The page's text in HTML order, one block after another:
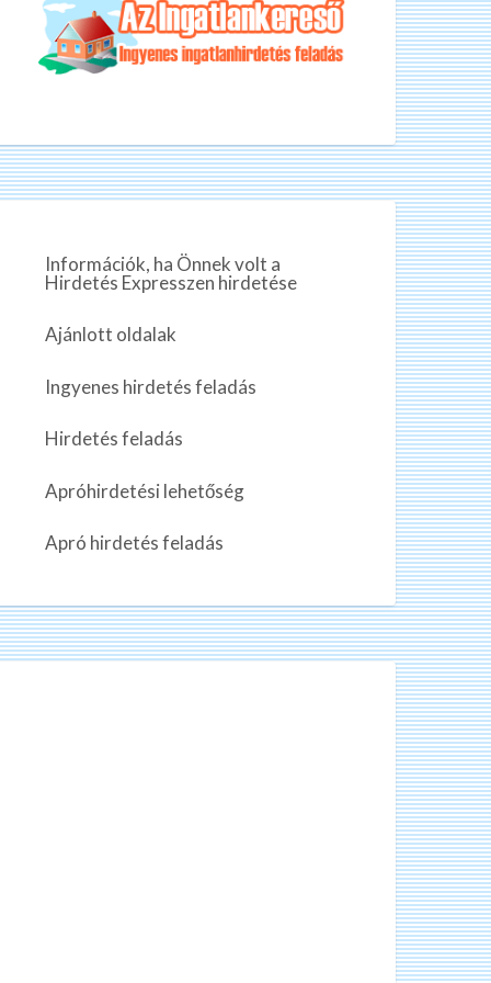
k
e
helyen, árgaranciával (részletek a
weboldalon).
005 Internetes ügynökség
o
s
í
t
r
e
s
i
Információk, ha Önnek volt a
Hirdetés Expresszen hirdetése
Ajánlott oldalak
Ingyenes hirdetés feladás
Hirdetés feladás
Apróhirdetési lehetőség
Apró hirdetés feladás